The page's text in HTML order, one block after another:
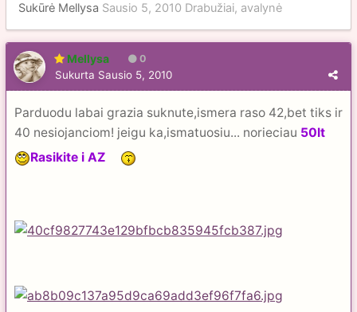
Sukūrė Mellysa Sausio 5, 2010 Drabužiai, avalynė
Mellysa 0
Sukurta Sausio 5, 2010
Parduodu labai grazia suknute,ismera raso 42,bet tiks ir
40 nesiojanciom! jeigu ka,ismatuosiu... norieciau 50lt
Rasikite i AZ